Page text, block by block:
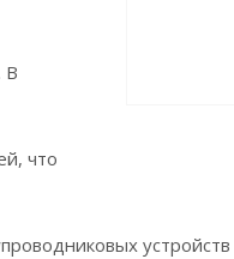
В
что